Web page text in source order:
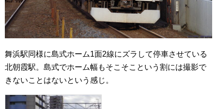
舞浜駅同様に島式ホーム1面2線にズラして停車させている
北朝霞駅。島式でホーム幅もそこそこという割には撮影で
きないことはないという感じ。